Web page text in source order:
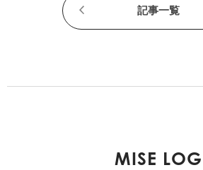
記事一覧
MISE LOG